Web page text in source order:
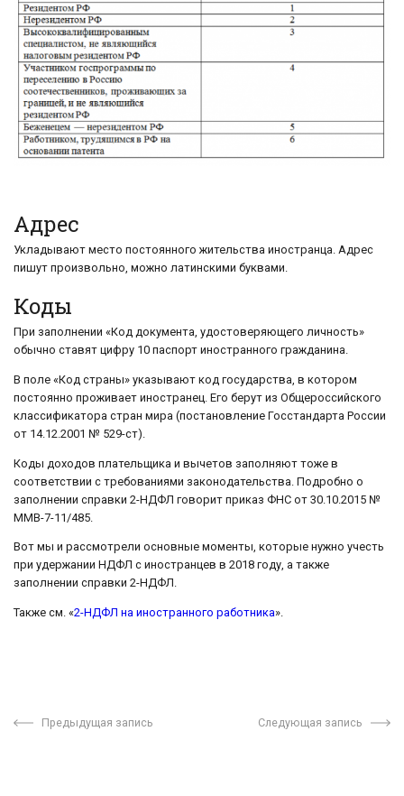
Адрес
Укладывают место постоянного жительства иностранца. Адрес
пишут произвольно, можно латинскими буквами.
Коды
При заполнении «Код документа, удостоверяющего личность»
обычно ставят цифру 10 паспорт иностранного гражданина.
В поле «Код страны» указывают код государства, в котором
постоянно проживает иностранец. Его берут из Общероссийского
классификатора стран мира (постановление Госстандарта России
от 14.12.2001 № 529-ст).
Коды доходов плательщика и вычетов заполняют тоже в
соответствии с требованиями законодательства. Подробно о
заполнении справки 2-НДФЛ говорит приказ ФНС от 30.10.2015 №
ММВ-7-11/485.
Вот мы и рассмотрели основные моменты, которые нужно учесть
при удержании НДФЛ с иностранцев в 2018 году, а также
заполнении справки 2-НДФЛ.
Также см. «2-НДФЛ на иностранного работника».
Предыдущая запись Следующая запись